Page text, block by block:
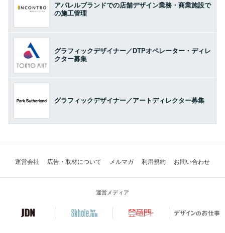
アパレルブランドでの店舗デザイン業務・商業施設で
の施工管理
グラフィックデザイナー／DTPオペレーター・ディレ
クター募集
グラフィックデザイナー／アートディレクター募集
運営会社 広告・取材について メルマガ 利用規約 お問い合わせ
運営メディア